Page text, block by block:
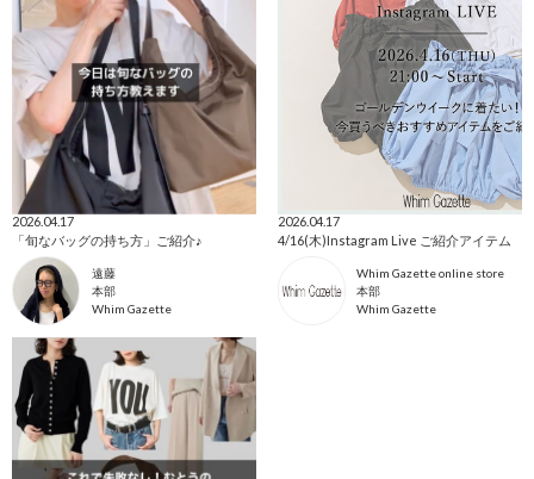
2026.04.17
「旬なバッグの持ち方」ご紹介♪
遠藤
本部
Whim Gazette
2026.04.17
4/16(木)Instagram Live ご紹介アイテム
Whim Gazette online store
本部
Whim Gazette